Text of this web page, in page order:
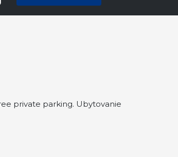
private parking. Ubytovanie